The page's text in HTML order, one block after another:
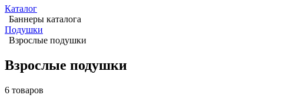
Каталог
Баннеры каталога
Подушки
Взрослые подушки
Взрослые подушки
6 товаров